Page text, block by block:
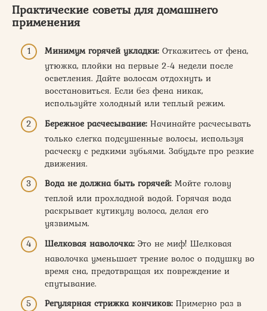
Практические советы для домашнего
применения
Минимум горячей укладки: Откажитесь от фена,
утюжка, плойки на первые 2-4 недели после
осветления. Дайте волосам отдохнуть и
восстановиться. Если без фена никак,
используйте холодный или теплый режим.
Бережное расчесывание: Начинайте расчесывать
только слегка подсушенные волосы, используя
расческу с редкими зубьями. Забудьте про резкие
движения.
Вода не должна быть горячей: Мойте голову
теплой или прохладной водой. Горячая вода
раскрывает кутикулу волоса, делая его
уязвимым.
Шелковая наволочка: Это не миф! Шелковая
наволочка уменьшает трение волос о подушку во
время сна, предотвращая их повреждение и
спутывание.
Регулярная стрижка кончиков: Примерно раз в